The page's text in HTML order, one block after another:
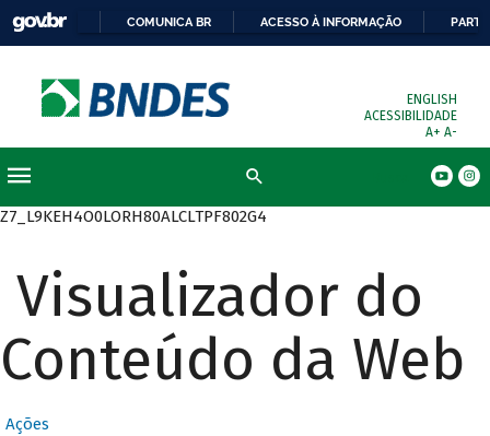
COMUNICA BR ACESSO À INFORMAÇÃO
ENGLISH
ACESSIBILIDADE
A+ A-
Z7_L9KEH4O0LORH80ALCLTPF802G4
Visualizador do
Conteúdo da Web
Ações